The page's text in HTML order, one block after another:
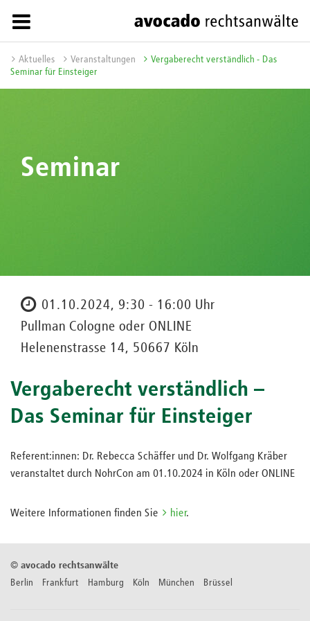
Aktuelles Veranstaltungen
Vergaberecht verständlich - Das
Seminar für Einsteiger
Seminar
01.10.2024, 9:30 - 16:00 Uhr
Pullman Cologne oder ONLINE
Helenenstrasse 14, 50667 Köln
Vergaberecht verständlich –
Das Seminar für Einsteiger
Referent:innen: Dr. Rebecca Schäffer und Dr. Wolfgang Kräber
veranstaltet durch NohrCon am 01.10.2024 in Köln oder ONLINE
Weitere Informationen finden Sie hier.
© avocado rechtsanwälte
Berlin Frankfurt Hamburg Köln München Brüssel